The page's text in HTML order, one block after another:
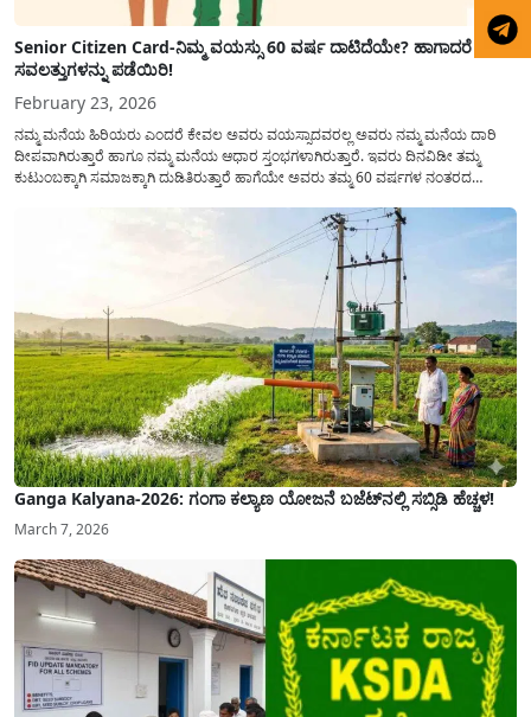
Senior Citizen Card-ನಿಮ್ಮ ವಯಸ್ಸು 60 ವರ್ಷ ದಾಟಿದೆಯೇ? ಹಾಗಾದರೆ ಈ
ಸವಲತ್ತುಗಳನ್ನು ಪಡೆಯಿರಿ!
February 23, 2026
ನಮ್ಮ ಮನೆಯ ಹಿರಿಯರು ಎಂದರೆ ಕೇವಲ ಅವರು ವಯಸ್ಸಾದವರಲ್ಲ ಅವರು ನಮ್ಮ ಮನೆಯ ದಾರಿ
ದೀಪವಾಗಿರುತ್ತಾರೆ ಹಾಗೂ ನಮ್ಮ ಮನೆಯ ಆಧಾರ ಸ್ತಂಭಗಳಾಗಿರುತ್ತಾರೆ. ಇವರು ದಿನವಿಡೀ ತಮ್ಮ
ಕುಟುಂಬಕ್ಕಾಗಿ ಸಮಾಜಕ್ಕಾಗಿ ದುಡಿತಿರುತ್ತಾರೆ ಹಾಗೆಯೇ ಅವರು ತಮ್ಮ 60 ವರ್ಷಗಳ ನಂತರದ
Ganga Kalyana-2026: ಗಂಗಾ ಕಲ್ಯಾಣ ಯೋಜನೆ ಬಜೆಟ್‌ನಲ್ಲಿ ಸಬ್ಸಿಡಿ ಹೆಚ್ಚಳ!
March 7, 2026